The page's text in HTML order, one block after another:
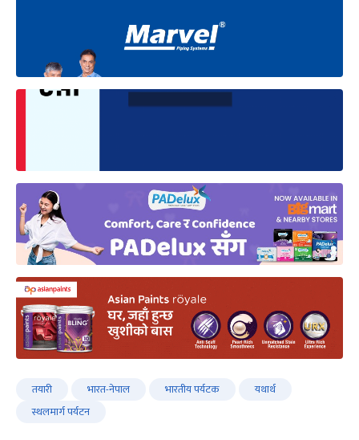
तयारी भारत-नेपाल भारतीय पर्यटक
यथार्थ
स्थलमार्ग पर्यटन